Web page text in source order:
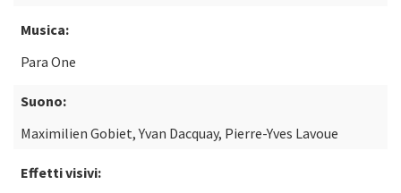
Musica:
Para One
Suono:
Maximilien Gobiet, Yvan Dacquay, Pierre-Yves Lavoue
Effetti visivi: